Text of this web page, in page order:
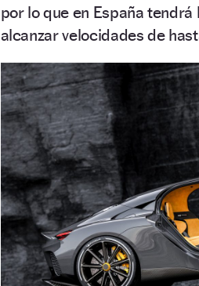
por lo que en España tendrá
alcanzar velocidades de